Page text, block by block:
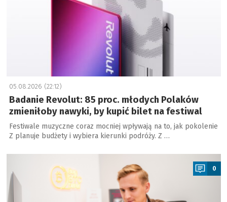
05.08.2026 (22:12)
Badanie Revolut: 85 proc. młodych Polaków
zmieniłoby nawyki, by kupić bilet na festiwal
Festiwale muzyczne coraz mocniej wpływają na to, jak pokolenie
Z planuje budżety i wybiera kierunki podróży. Z …
a
0